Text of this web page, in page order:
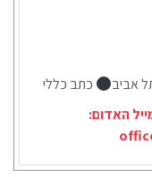
אביב
כתב כללי
האדום: